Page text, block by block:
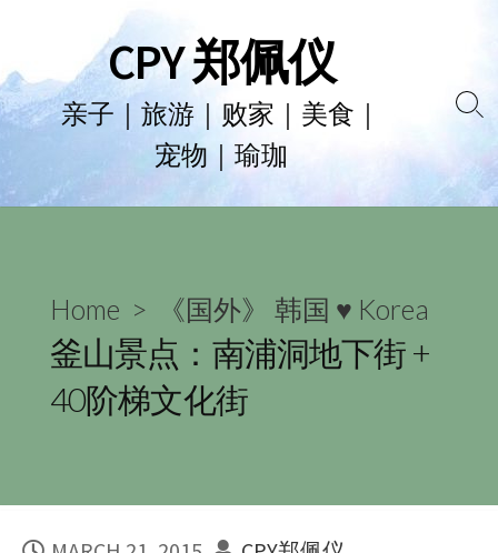
to
content
CPY 郑佩仪
亲子｜旅游｜败家｜美食｜
宠物｜瑜珈
Home > 《国外》 韩国 ♥ Korea
釜山景点：南浦洞地下街 +
40阶梯文化街